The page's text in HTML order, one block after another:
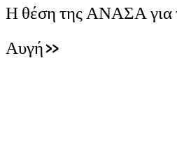
Η θέση της ΑΝΑΣΑ
Αυγή»